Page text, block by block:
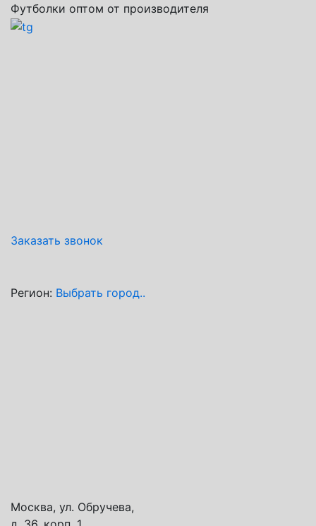
Футболки оптом от производителя
Заказать звонок
Регион: Выбрать город..
Москва, ул. Обручева,